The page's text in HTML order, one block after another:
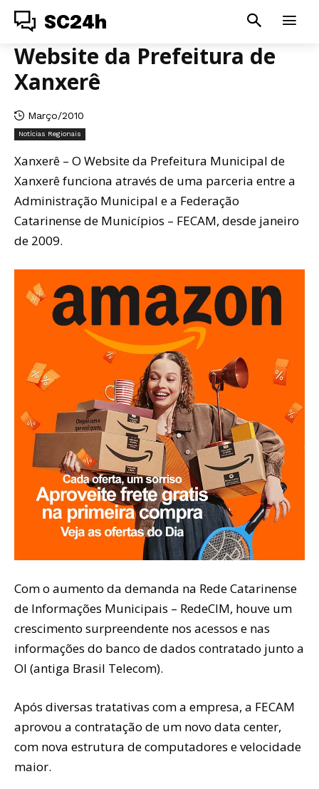
SC24h
Website da Prefeitura de
Xanxerê
Março/2010
Notícias Regionais
Xanxerê – O Website da Prefeitura Municipal de
Xanxerê funciona através de uma parceria entre a
Administração Municipal e a Federação
Catarinense de Municípios – FECAM, desde janeiro
de 2009.
Com o aumento da demanda na Rede Catarinense
de Informações Municipais – RedeCIM, houve um
crescimento surpreendente nos acessos e nas
informações do banco de dados contratado junto a
OI (antiga Brasil Telecom).
Após diversas tratativas com a empresa, a FECAM
aprovou a contratação de um novo data center,
com nova estrutura de computadores e velocidade
maior.